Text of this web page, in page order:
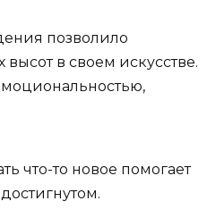
позволило
в своем искусстве.
что-то новое помогает